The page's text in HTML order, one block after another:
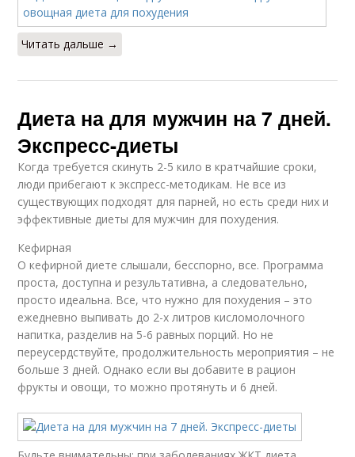
Читать дальше →
Диета на для мужчин на 7 дней.
Экспресс-диеты
Когда требуется скинуть 2-5 кило в кратчайшие сроки,
люди прибегают к экспресс-методикам. Не все из
существующих подходят для парней, но есть среди них и
эффективные диеты для мужчин для похудения.
Кефирная
О кефирной диете слышали, бесспорно, все. Программа
проста, доступна и результативна, а следовательно,
просто идеальна. Все, что нужно для похудения – это
ежедневно выпивать до 2-х литров кисломолочного
напитка, разделив на 5-6 равных порций. Но не
переусердствуйте, продолжительность мероприятия – не
больше 3 дней. Однако если вы добавите в рацион
фрукты и овощи, то можно протянуть и 6 дней.